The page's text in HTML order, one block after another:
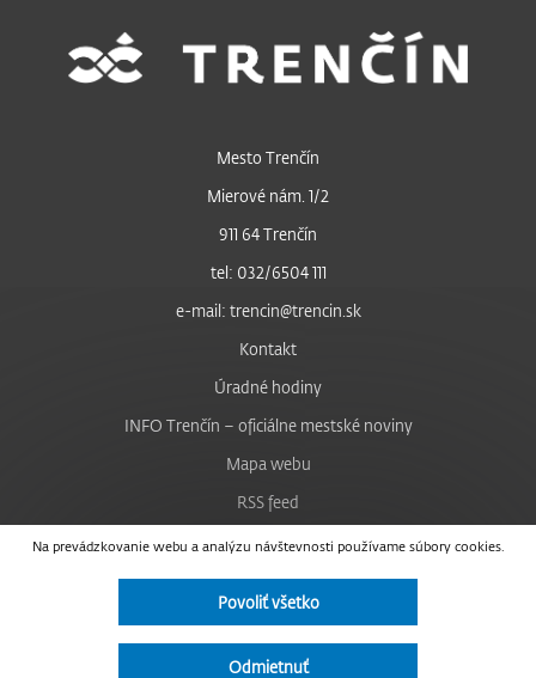
Na prevádzkovanie webu a analýzu návštevnosti používame súbory cookies.
Povoliť všetko
Odmietnuť
Mesto Trenčín
Mierové nám. 1/2
911 64 Trenčín
tel: 032/6504 111
e-mail: trencin@trencin.sk
Kontakt
Úradné hodiny
INFO Trenčín – oficiálne mestské noviny
Mapa webu
RSS feed
Nastavenie cookies
Facebook
Instagram